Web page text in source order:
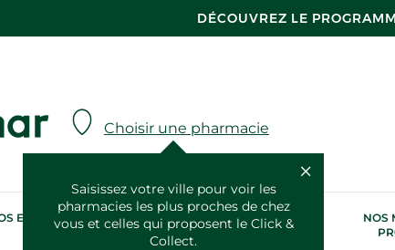
DÉCOUVREZ LE
Choisir une pharmacie
Saisissez votre ville pour voir les
pharmacies les plus proches de chez
vous et celles qui proposent le Click &
Collect.
ENGAGEMENTS
RSE
NOS SERVICES
SANTÉ
NOS